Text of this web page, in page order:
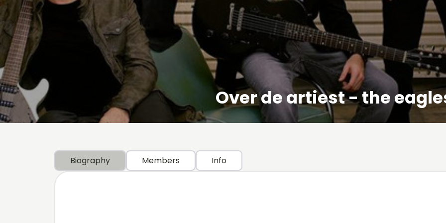
Over de artiest - the
Biography Members Info